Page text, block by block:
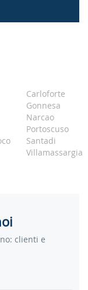
Carloforte
Gonnesa
Narcao
Portoscuso
Santadi
Villamassargia
clienti e